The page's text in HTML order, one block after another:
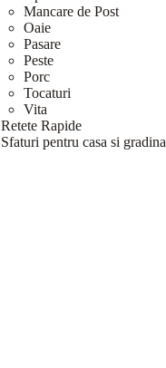
Mancare de Post
Oaie
Pasare
Peste
Porc
Tocaturi
Vita
Retete Rapide
Sfaturi pentru casa si gradina